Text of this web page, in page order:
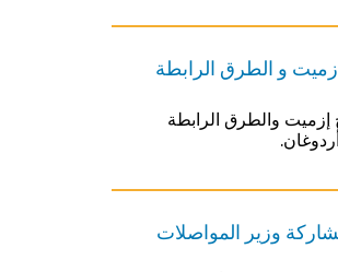
و الطرق الرابطة
والطرق الرابطة
وزير المواصلات